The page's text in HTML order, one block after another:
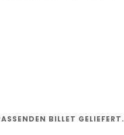
BILLET GELIEFERT.